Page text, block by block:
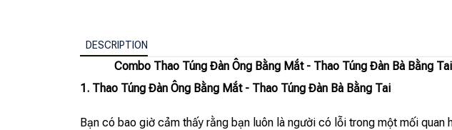
DESCRIPTION
Combo Thao Túng Đàn Ông Bằng Mắt - Thao Túng Đàn Bà Bằng
1. Thao Túng Đàn Ông Bằng Mắt - Thao Túng Đàn Bà Bằng Tai
Bạn có bao giờ cảm thấy rằng bạn luôn là người có lỗi trong một mối quan